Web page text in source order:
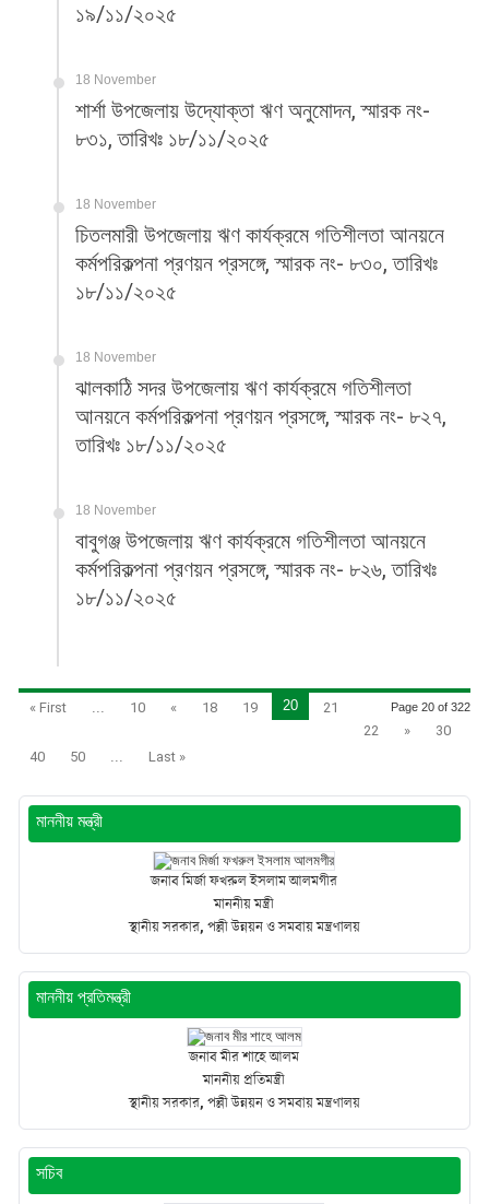
১৯/১১/২০২৫
18 November
শার্শা উপজেলায় উদ্যোক্তা ঋণ অনুমোদন, স্মারক নং-
৮৩১, তারিখঃ ১৮/১১/২০২৫
18 November
চিতলমারী উপজেলায় ঋণ কার্যক্রমে গতিশীলতা আনয়নে
কর্মপরিকল্পনা প্রণয়ন প্রসঙ্গে, স্মারক নং- ৮৩০, তারিখঃ
১৮/১১/২০২৫
18 November
ঝালকাঠি সদর উপজেলায় ঋণ কার্যক্রমে গতিশীলতা
আনয়নে কর্মপরিকল্পনা প্রণয়ন প্রসঙ্গে, স্মারক নং- ৮২৭,
তারিখঃ ১৮/১১/২০২৫
18 November
বাবুগঞ্জ উপজেলায় ঋণ কার্যক্রমে গতিশীলতা আনয়নে
কর্মপরিকল্পনা প্রণয়ন প্রসঙ্গে, স্মারক নং- ৮২৬, তারিখঃ
১৮/১১/২০২৫
Page 20 of 322
« First ... 10 « 18 19 20
21
22
»
30
40
50 ... Last »
মাননীয় মন্ত্রী
জনাব মির্জা ফখরুল ইসলাম আলমগীর
মাননীয় মন্ত্রী
স্থানীয় সরকার, পল্লী উন্নয়ন ও সমবায় মন্ত্রণালয়
মাননীয় প্রতিমন্ত্রী
জনাব মীর শাহে আলম
মাননীয় প্রতিমন্ত্রী
স্থানীয় সরকার, পল্লী উন্নয়ন ও সমবায় মন্ত্রণালয়
সচিব